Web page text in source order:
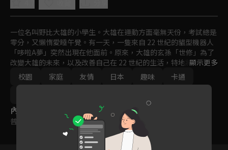
一位名叫野比大雄的小學生。大雄在運動方面毫無天份，考試總是
零分，又懶惰愛睡午覺。有一天，一隻來自 22 世紀的貓型機器人
「哆啦A夢」突然出現在他面前。原來，大雄的玄孫「世修」為了
改變大雄的未來，以及改善自己在 22 世紀的生活，特地將哆啦Ａ
夢送回現代幫助大雄。哆啦A夢擁有各式各樣的未來道具，可以幫
助大雄解決難題。
顯示更多
校園
家庭 友情 日本 趣味
卡通
內容標籤
普遍級